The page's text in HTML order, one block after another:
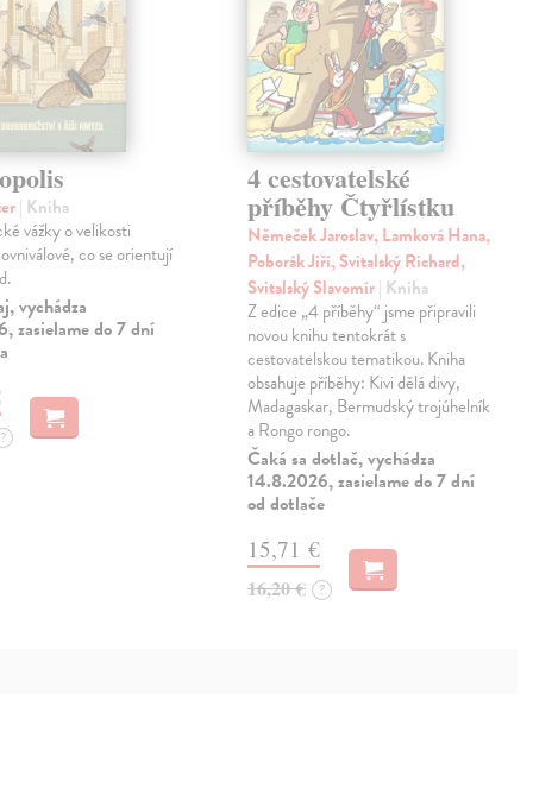
| Kniha
vážky o velikosti
co se orientují
vychádza
zasielame do 7 dní
?
4 cestovatelské
příběhy Čtyřlístku
Němeček Jaroslav, Lamková Hana,
Poborák Jiří, Svitalský Richard,
Svitalský Slavomír| Kniha
Z edice „4 příběhy“ jsme připravili
novou knihu tentokrát s
cestovatelskou tematikou. Kniha
obsahuje příběhy: Kivi dělá divy,
Madagaskar, Bermudský trojúhelník
a Rongo rongo.
Čaká sa dotlač, vychádza
14.8.2026, zasielame do 7 dní
od dotlače
15,71 €
16,20 € ?